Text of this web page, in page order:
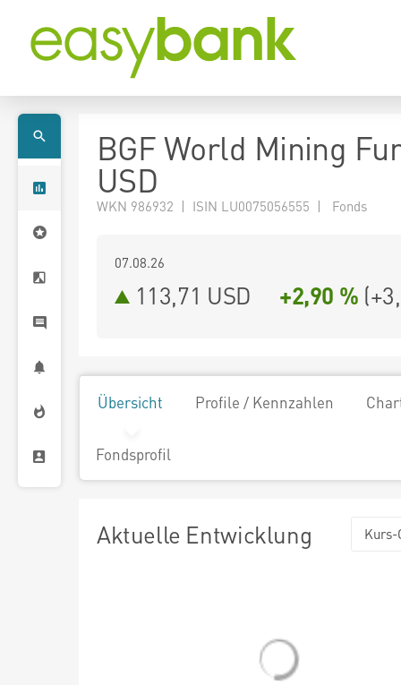
BGF World Mining
USD
WKN 986932 | ISIN LU0075056555 | Fonds
07.08.26
113,71 USD +2,90 % (
Übersicht Profile / Kennzahlen
Fondsprofil
Aktuelle Entwicklung Kurs-